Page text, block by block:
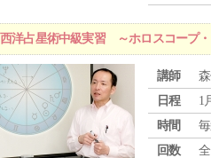
西洋占星術中級実習 ～ホロスコープ
講師
日程
1
時間
回数